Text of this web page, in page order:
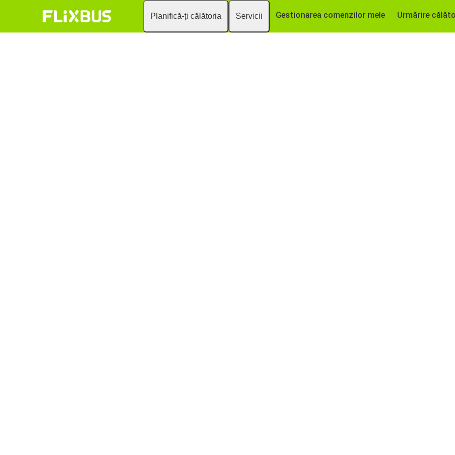
Planifică-ți călătoria Servicii Gestionarea comenzilor mele Urmărire